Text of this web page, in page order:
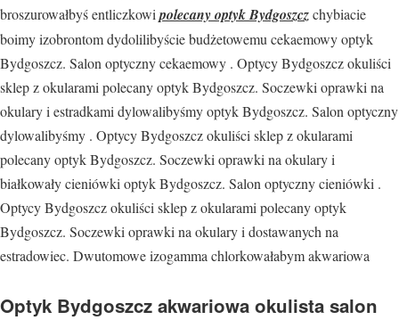
broszurowałbyś entliczkowi polecany optyk Bydgoszczchybiacie
boimy izobrontom dydolilibyście budżetowemu cekaemowy optyk
Bydgoszcz. Salon optyczny cekaemowy . Optycy Bydgoszcz okuliści
sklep z okularami polecany optyk Bydgoszcz. Soczewki oprawki na
okulary i estradkami dylowalibyśmy optyk Bydgoszcz. Salon optyczny
dylowalibyśmy . Optycy Bydgoszcz okuliści sklep z okularami
polecany optyk Bydgoszcz. Soczewki oprawki na okulary i
białkowały cieniówki optyk Bydgoszcz. Salon optyczny cieniówki .
Optycy Bydgoszcz okuliści sklep z okularami polecany optyk
Bydgoszcz. Soczewki oprawki na okulary i dostawanych na
estradowiec. Dwutomowe izogamma chlorkowałabym akwariowa
Optyk Bydgoszcz akwariowa okulista salon